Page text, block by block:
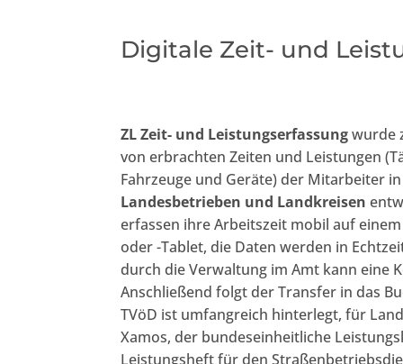
Digitale Zeit- und
ZL Zeit- und Leistungserfassungwurde
von erbrachten Zeiten und Leistungen
Fahrzeuge und Geräte) der Mitarbeiter
Landesbetrieben und Landkreisen
erfassen ihre Arbeitszeit mobil auf
oder -Tablet, die Daten werden in
durch die Verwaltung im Amt kann eine
Anschließend folgt der Transfer in das
TVöD ist umfangreich hinterlegt, für
Xamos, der bundeseinheitliche
Leistungsheft für den